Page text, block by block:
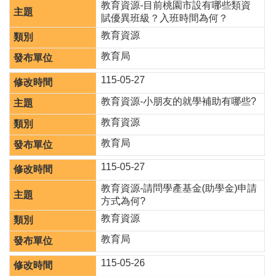
津
水
域
安
全
回
首
頁
網
站
覽
市
政
信
箱
教育資源-目前桃園市設有哪些類資
賦優異班級？入班時間為何？
教育資源
教育局
115-05-27
教育資源-小朋友的就學補助有哪些?
教育資源
教育局
115-05-27
教育資源-請問學產基金(助學金)申請
方式為何?
教育資源
教育局
115-05-26